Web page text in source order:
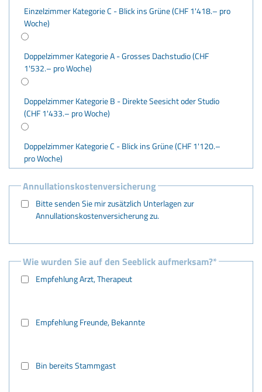
Einzelzimmer Kategorie C - Blick ins Grüne (CHF 1'418.– pro
Woche)
Doppelzimmer Kategorie A - Grosses Dachstudio (CHF
1'532.– pro Woche)
Doppelzimmer Kategorie B - Direkte Seesicht oder Studio
(CHF 1'433.– pro Woche)
Doppelzimmer Kategorie C - Blick ins Grüne (CHF 1'120.–
pro Woche)
Annullationskostenversicherung
Bitte senden Sie mir zusätzlich Unterlagen zur
Annullationskostenversicherung zu.
Wie wurden Sie auf den Seeblick aufmerksam?*
Empfehlung Arzt, Therapeut
Empfehlung Freunde, Bekannte
Bin bereits Stammgast